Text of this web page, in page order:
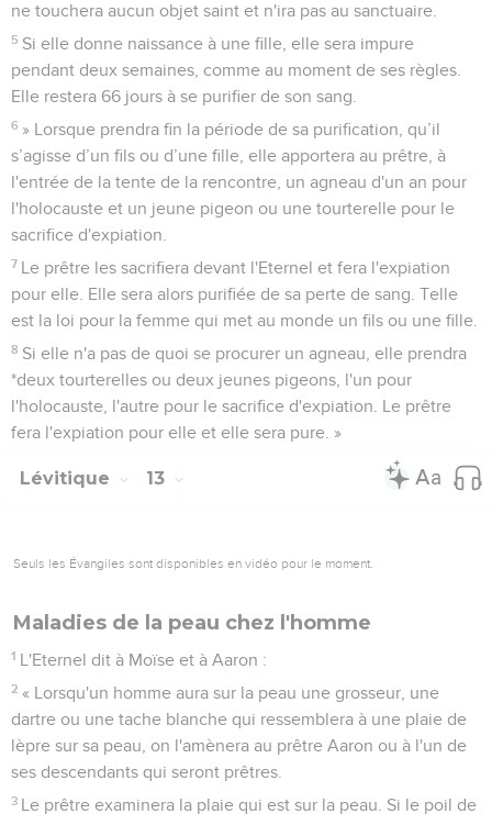
ne touchera aucun objet saint et n'ira pas au sanctuaire.
5 Si elle donne naissance à une fille, elle sera impure
pendant deux semaines, comme au moment de ses règles.
Elle restera 66 jours à se purifier de son sang.
6 » Lorsque prendra fin la période de sa purification, qu’il
s’agisse d’un fils ou d’une fille, elle apportera au prêtre, à
l'entrée de la tente de la rencontre, un agneau d'un an pour
l'holocauste et un jeune pigeon ou une tourterelle pour le
sacrifice d'expiation.
7 Le prêtre les sacrifiera devant l'Eternel et fera l'expiation
pour elle. Elle sera alors purifiée de sa perte de sang. Telle
est la loi pour la femme qui met au monde un fils ou une fille.
8 Si elle n'a pas de quoi se procurer un agneau, elle prendra
*deux tourterelles ou deux jeunes pigeons, l'un pour
l'holocauste, l'autre pour le sacrifice d'expiation. Le prêtre
fera l'expiation pour elle et elle sera pure. »
Lévitique 13
Seuls les Évangiles sont disponibles en vidéo pour le moment.
Maladies de la peau chez l'homme
1 L'Eternel dit à Moïse et à Aaron :
2 « Lorsqu'un homme aura sur la peau une grosseur, une
dartre ou une tache blanche qui ressemblera à une plaie de
lèpre sur sa peau, on l'amènera au prêtre Aaron ou à l'un de
ses descendants qui seront prêtres.
3 Le prêtre examinera la plaie qui est sur la peau. Si le poil de